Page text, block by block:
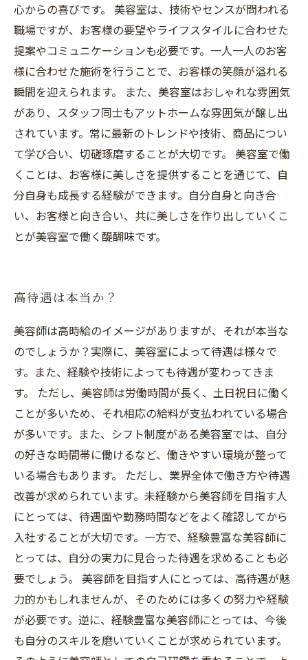
心からの喜びです。 美容室は、技術やセンスが問われる
職場ですが、お客様の要望やライフスタイルに合わせた
提案やコミュニケーションも必要です。一人一人のお客
様に合わせた施術を行うことで、お客様の笑顔が溢れる
瞬間を迎えられます。 また、美容室はおしゃれな雰囲気
があり、スタッフ同士もアットホームな雰囲気が醸し出
されています。常に最新のトレンドや技術、商品につい
て学び合い、切磋琢磨することが大切です。 美容室で働
くことは、お客様に美しさを提供することを通じて、自
分自身も成長する経験ができます。自分自身と向き合
い、お客様と向き合い、共に美しさを作り出していくこ
とが美容室で働く醍醐味です。
高待遇は本当か？
美容師は高時給のイメージがありますが、それが本当な
のでしょうか？実際に、美容室によって待遇は様々で
す。また、経験や技術によっても待遇が変わってきま
す。 ただし、美容師は労働時間が長く、土日祝日に働く
ことが多いため、それ相応の給料が支払われている場合
が多いです。また、シフト制度がある美容室では、自分
の好きな時間帯に働けるなど、働きやすい環境が整って
いる場合もあります。 ただし、業界全体で働き方や待遇
改善が求められています。未経験から美容師を目指す人
にとっては、待遇面や勤務時間などをよく確認してから
入社することが大切です。一方で、経験豊富な美容師に
とっては、自分の実力に見合った待遇を求めることも必
要でしょう。 美容師を目指す人にとっては、高待遇が魅
力的かもしれませんが、そのためには多くの努力や経験
が必要です。逆に、経験豊富な美容師にとっては、今後
も自分のスキルを磨いていくことが求められています。